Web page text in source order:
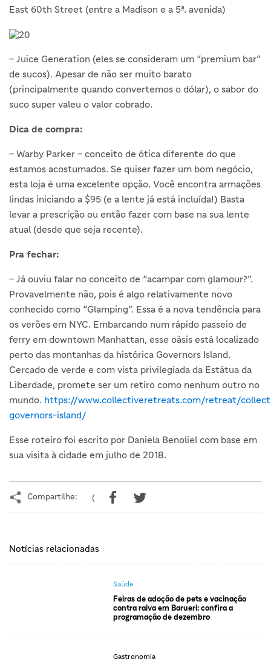
East 60th Street (entre a Madison e a 5ª. avenida)
– Juice Generation (eles se consideram um “premium bar”
de sucos). Apesar de não ser muito barato
(principalmente quando convertemos o dólar), o sabor do
suco super valeu o valor cobrado.
Dica de compra:
– Warby Parker – conceito de ótica diferente do que
estamos acostumados. Se quiser fazer um bom negócio,
esta loja é uma excelente opção. Você encontra armações
lindas iniciando a $95 (e a lente já está incluída!) Basta
levar a prescrição ou então fazer com base na sua lente
atual (desde que seja recente).
Pra fechar:
– Já ouviu falar no conceito de “acampar com glamour?”.
Provavelmente não, pois é algo relativamente novo
conhecido como “Glamping”. Essa é a nova tendência para
os verões em NYC. Embarcando num rápido passeio de
ferry em downtown Manhattan, esse oásis está localizado
perto das montanhas da histórica Governors Island.
Cercado de verde e com vista privilegiada da Estátua da
Liberdade, promete ser um retiro como nenhum outro no
mundo. https://www.collectiveretreats.com/retreat/
governors-island/
Esse roteiro foi escrito por Daniela Benoliel com base em
sua visita à cidade em julho de 2018.
Compartilhe: (
Notícias relacionadas
Saúde
Feiras de adoção de pets e vacinação
contra raiva em Barueri: confira a
programação de dezembro
Gastronomia